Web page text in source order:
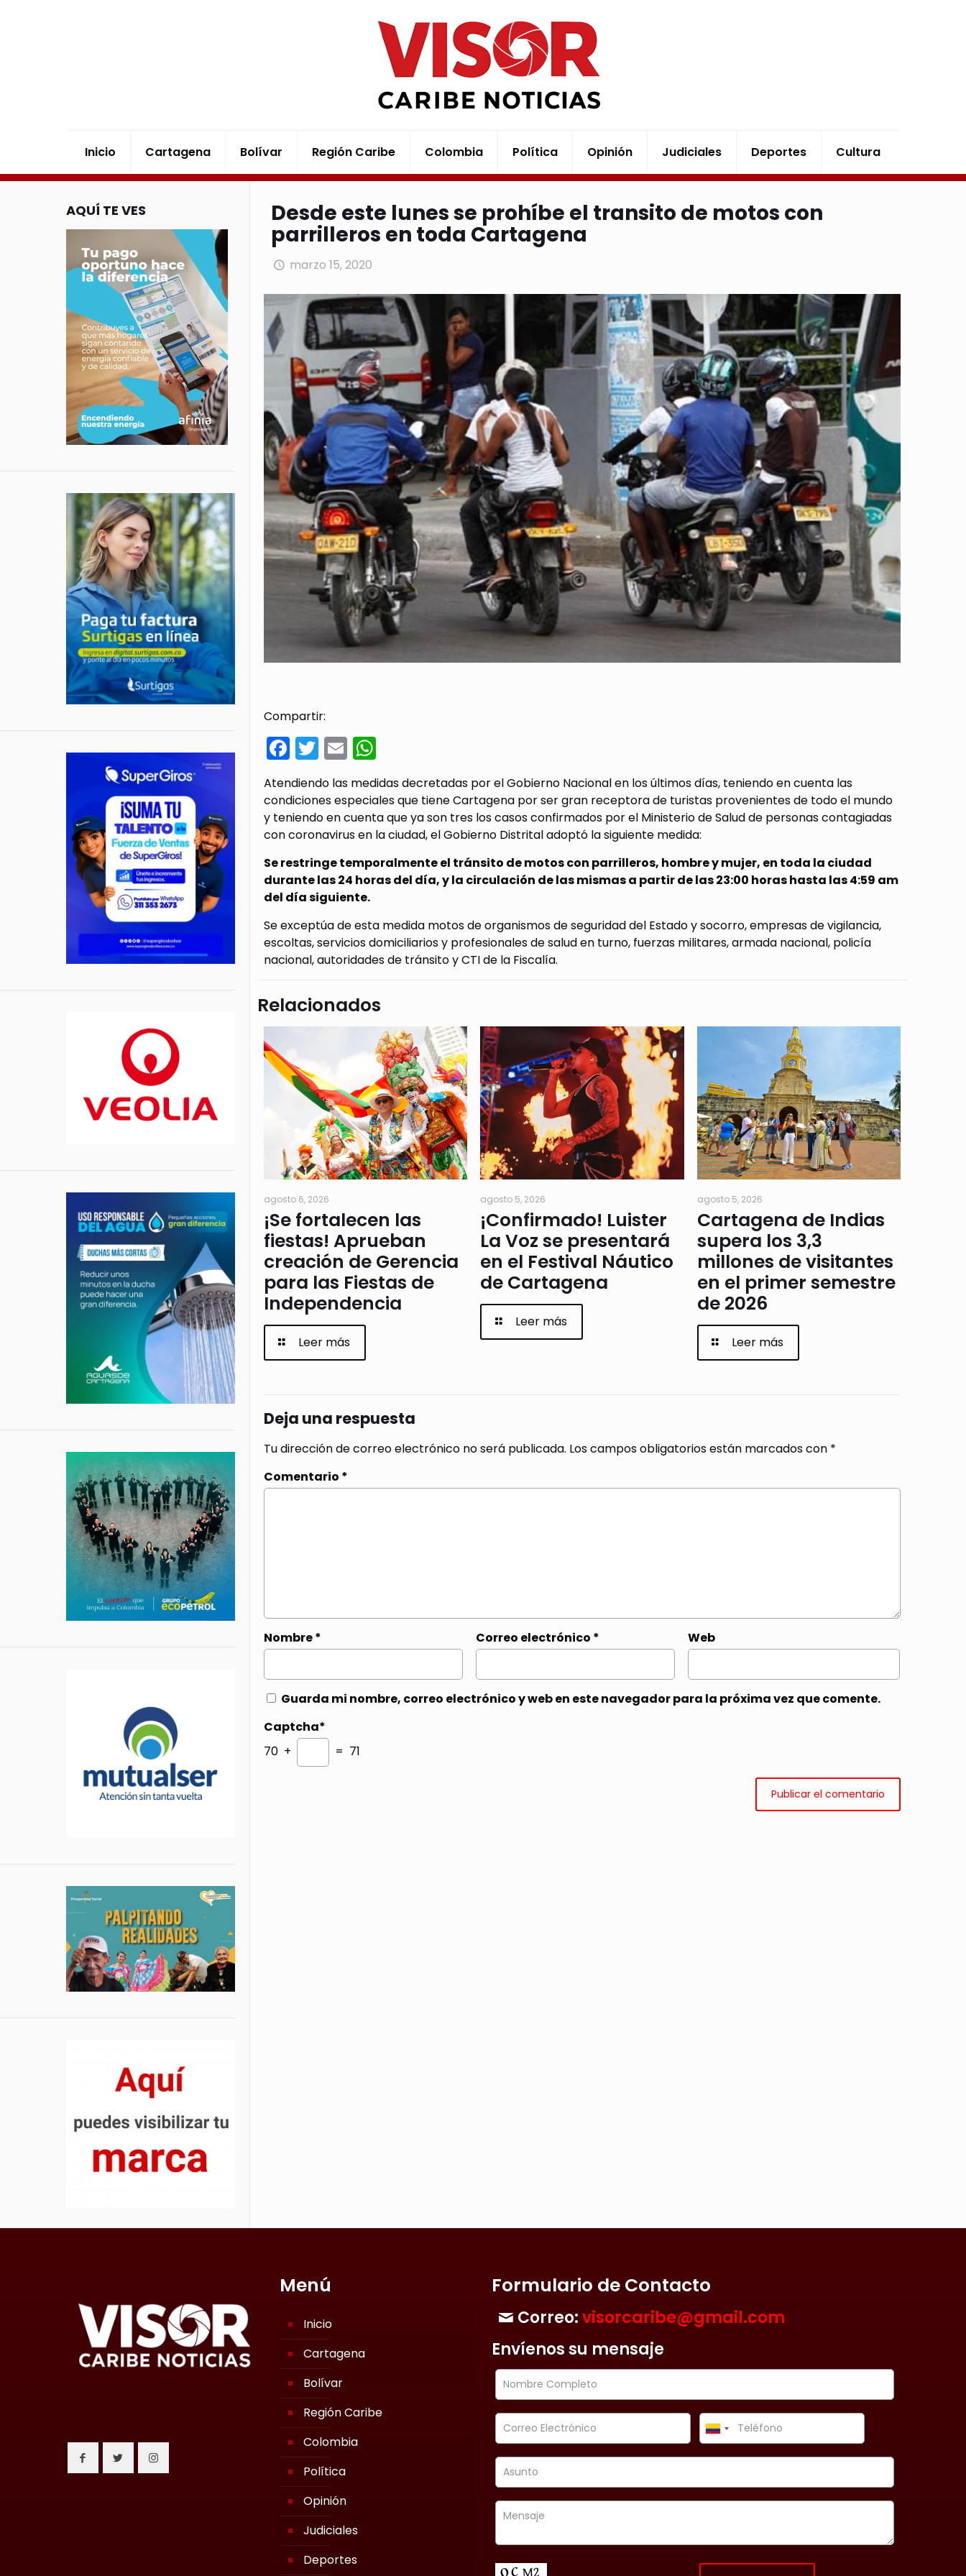
Inicio Cartagena Bolívar Región Caribe Colombia Política Opinión Judiciales Deportes Cultura
Desde este lunes se prohíbe el transito de motos con
parrilleros en toda Cartagena
marzo 15, 2020
Compartir:
Facebook
Twitter
Email
Atendiendo las medidas decretadas por el Gobierno Nacional en los últimos días, teniendo en cuenta las
condiciones especiales que tiene Cartagena por ser gran receptora de turistas provenientes de todo el mundo
y teniendo en cuenta que ya son tres los casos confirmados por el Ministerio de Salud de personas contagiadas
con coronavirus en la ciudad, el Gobierno Distrital adoptó la siguiente medida:
Se restringe temporalmente el tránsito de motos con parrilleros, hombre y mujer, en toda la ciudad
durante las 24 horas del día, y la circulación de las mismas a partir de las 23:00 horas hasta las 4:59 am
del día siguiente.
Se exceptúa de esta medida motos de organismos de seguridad del Estado y socorro, empresas de vigilancia,
escoltas, servicios domiciliarios y profesionales de salud en turno, fuerzas militares, armada nacional, policía
nacional, autoridades de tránsito y CTI de la Fiscalía.
Relacionados
agosto 6, 2026
¡Se fortalecen las
fiestas! Aprueban
creación de Gerencia
para las Fiestas de
Independencia
Leer más
agosto 5, 2026
¡Confirmado! Luister
La Voz se presentará
en el Festival Náutico
de Cartagena
Leer más
agosto 5, 2026
Cartagena de Indias
supera los 3,3
millones de visitantes
en el primer semestre
de 2026
Leer más
Deja una respuesta
Tu dirección de correo electrónico no será publicada. Los campos obligatorios están marcados con *
Comentario *
Nombre* Correo electrónico * Web
Guarda mi nombre, correo electrónico y web en este navegador para la próxima vez que comente.
Captcha*
70 +
= 71
AQUÍ TE VES
Menú
Inicio
Cartagena
Bolívar
Región Caribe
Colombia
Política
Opinión
Judiciales
Deportes
Formulario de Contacto
Correo:visorcaribe@gmail.com
Envíenos su mensaje